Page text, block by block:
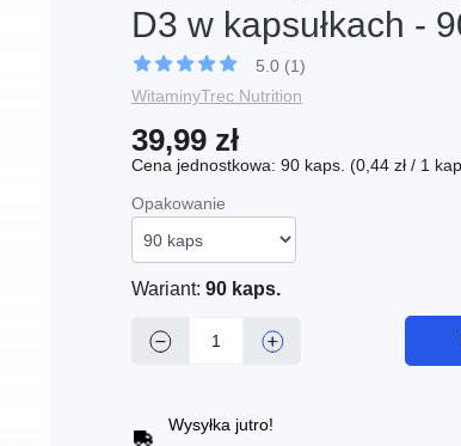
D3 w kapsułkach -
5.0 (1)
WitaminyTrec Nutrition
39,99 zł
Cena jednostkowa: 90 kaps. (0,44 zł / 1
Opakowanie
Wariant: 90 kaps.
− +
Wysyłka jutro!